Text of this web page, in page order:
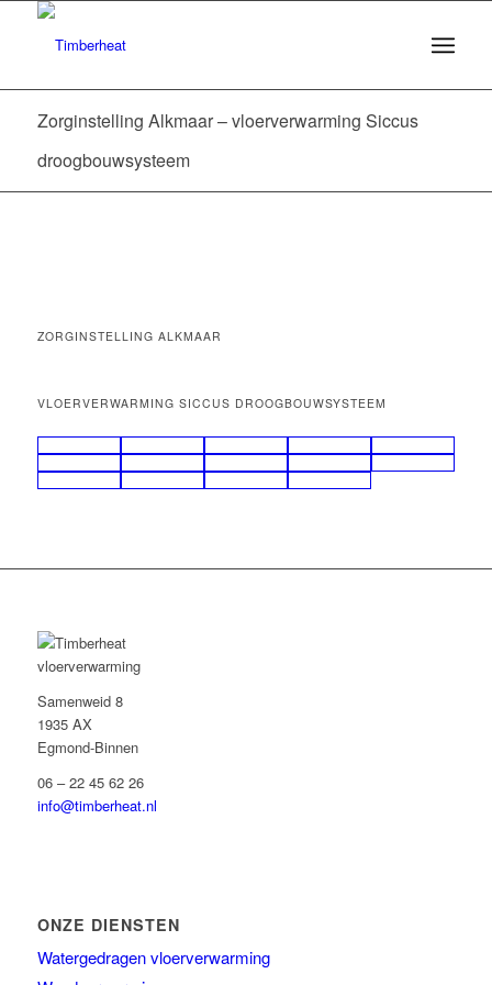
Zorginstelling Alkmaar – vloerverwarming Siccus
droogbouwsysteem
ZORGINSTELLING ALKMAAR
VLOERVERWARMING SICCUS DROOGBOUWSYSTEEM
Samenweid 8
1935 AX
Egmond-Binnen
06 – 22 45 62 26
info@timberheat.nl
ONZE DIENSTEN
Watergedragen vloerverwarming